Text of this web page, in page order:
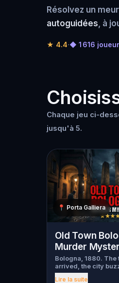
Résolvez un
autoguidées, à
★ 4.4·◆ 1 616
Chaque jeu ci-
jusqu'à 5.
📍 Porta Galliera
Old Town
Murder
Bologna, 1880. The
arrived, the city
newfound speed,
Lire la suite